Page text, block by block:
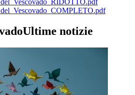
Ultime notizie